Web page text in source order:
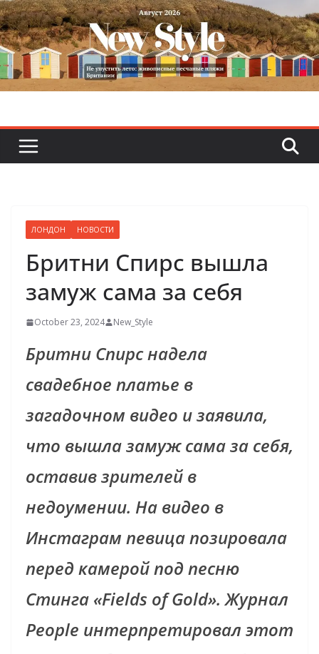
Skip
to
content
ЛОНДОН НОВОСТИ
Бритни Спирс вышла
замуж сама за себя
October 23, 2024 New_Style
Бритни Спирс надела
свадебное платье в
загадочном видео и заявила,
что вышла замуж сама за себя,
оставив зрителей в
недоумении. На видео в
Инстаграм певица позировала
перед камерой под песню
Стинга «Fields of Gold». Журнал
People интерпретировал этот